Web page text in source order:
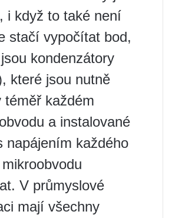
i když to také není
stačí vypočítat bod,
kondenzátory
které jsou nutně
téměř každém
a instalované
napájením každého
V průmyslové
mají všechny